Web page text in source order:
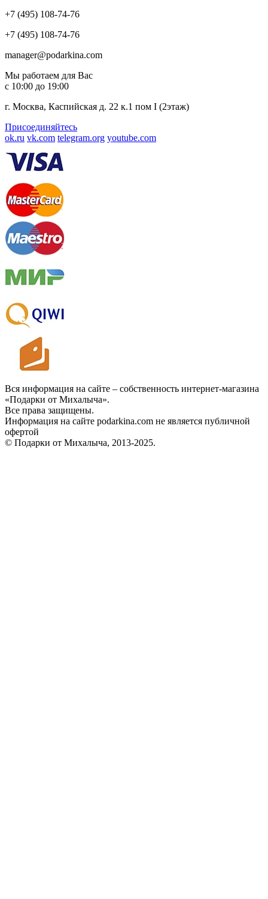
+7 (495) 108-74-76
+7 (495) 108-74-76
manager@podarkina.com
Мы работаем для Вас
с 10:00 до 19:00
г. Москва, Каспийская д. 22 к.1 пом I (2этаж)
Присоединяйтесь
ok.ru vk.com telegram.org youtube.com
Вся информация на сайте – собственность интернет-магазина
«Подарки от Михалыча».
Все права защищены.
Информация на сайте podarkina.com не является публичной
офертой
© Подарки от Михалыча, 2013-2025.